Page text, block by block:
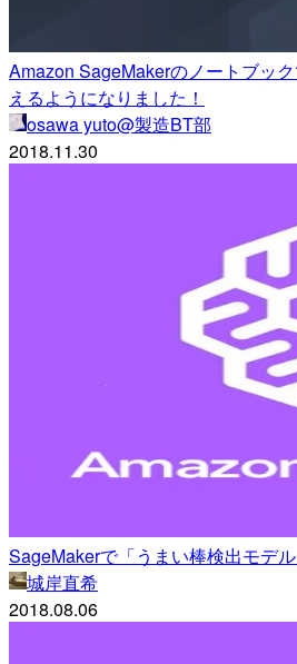
Amazon SageMakerのノートブッ
えるようになりました！
osawa yuto@製造BT部
2018.11.30
SageMakerで「うまい棒検出モデ
城岸直希
2018.08.06